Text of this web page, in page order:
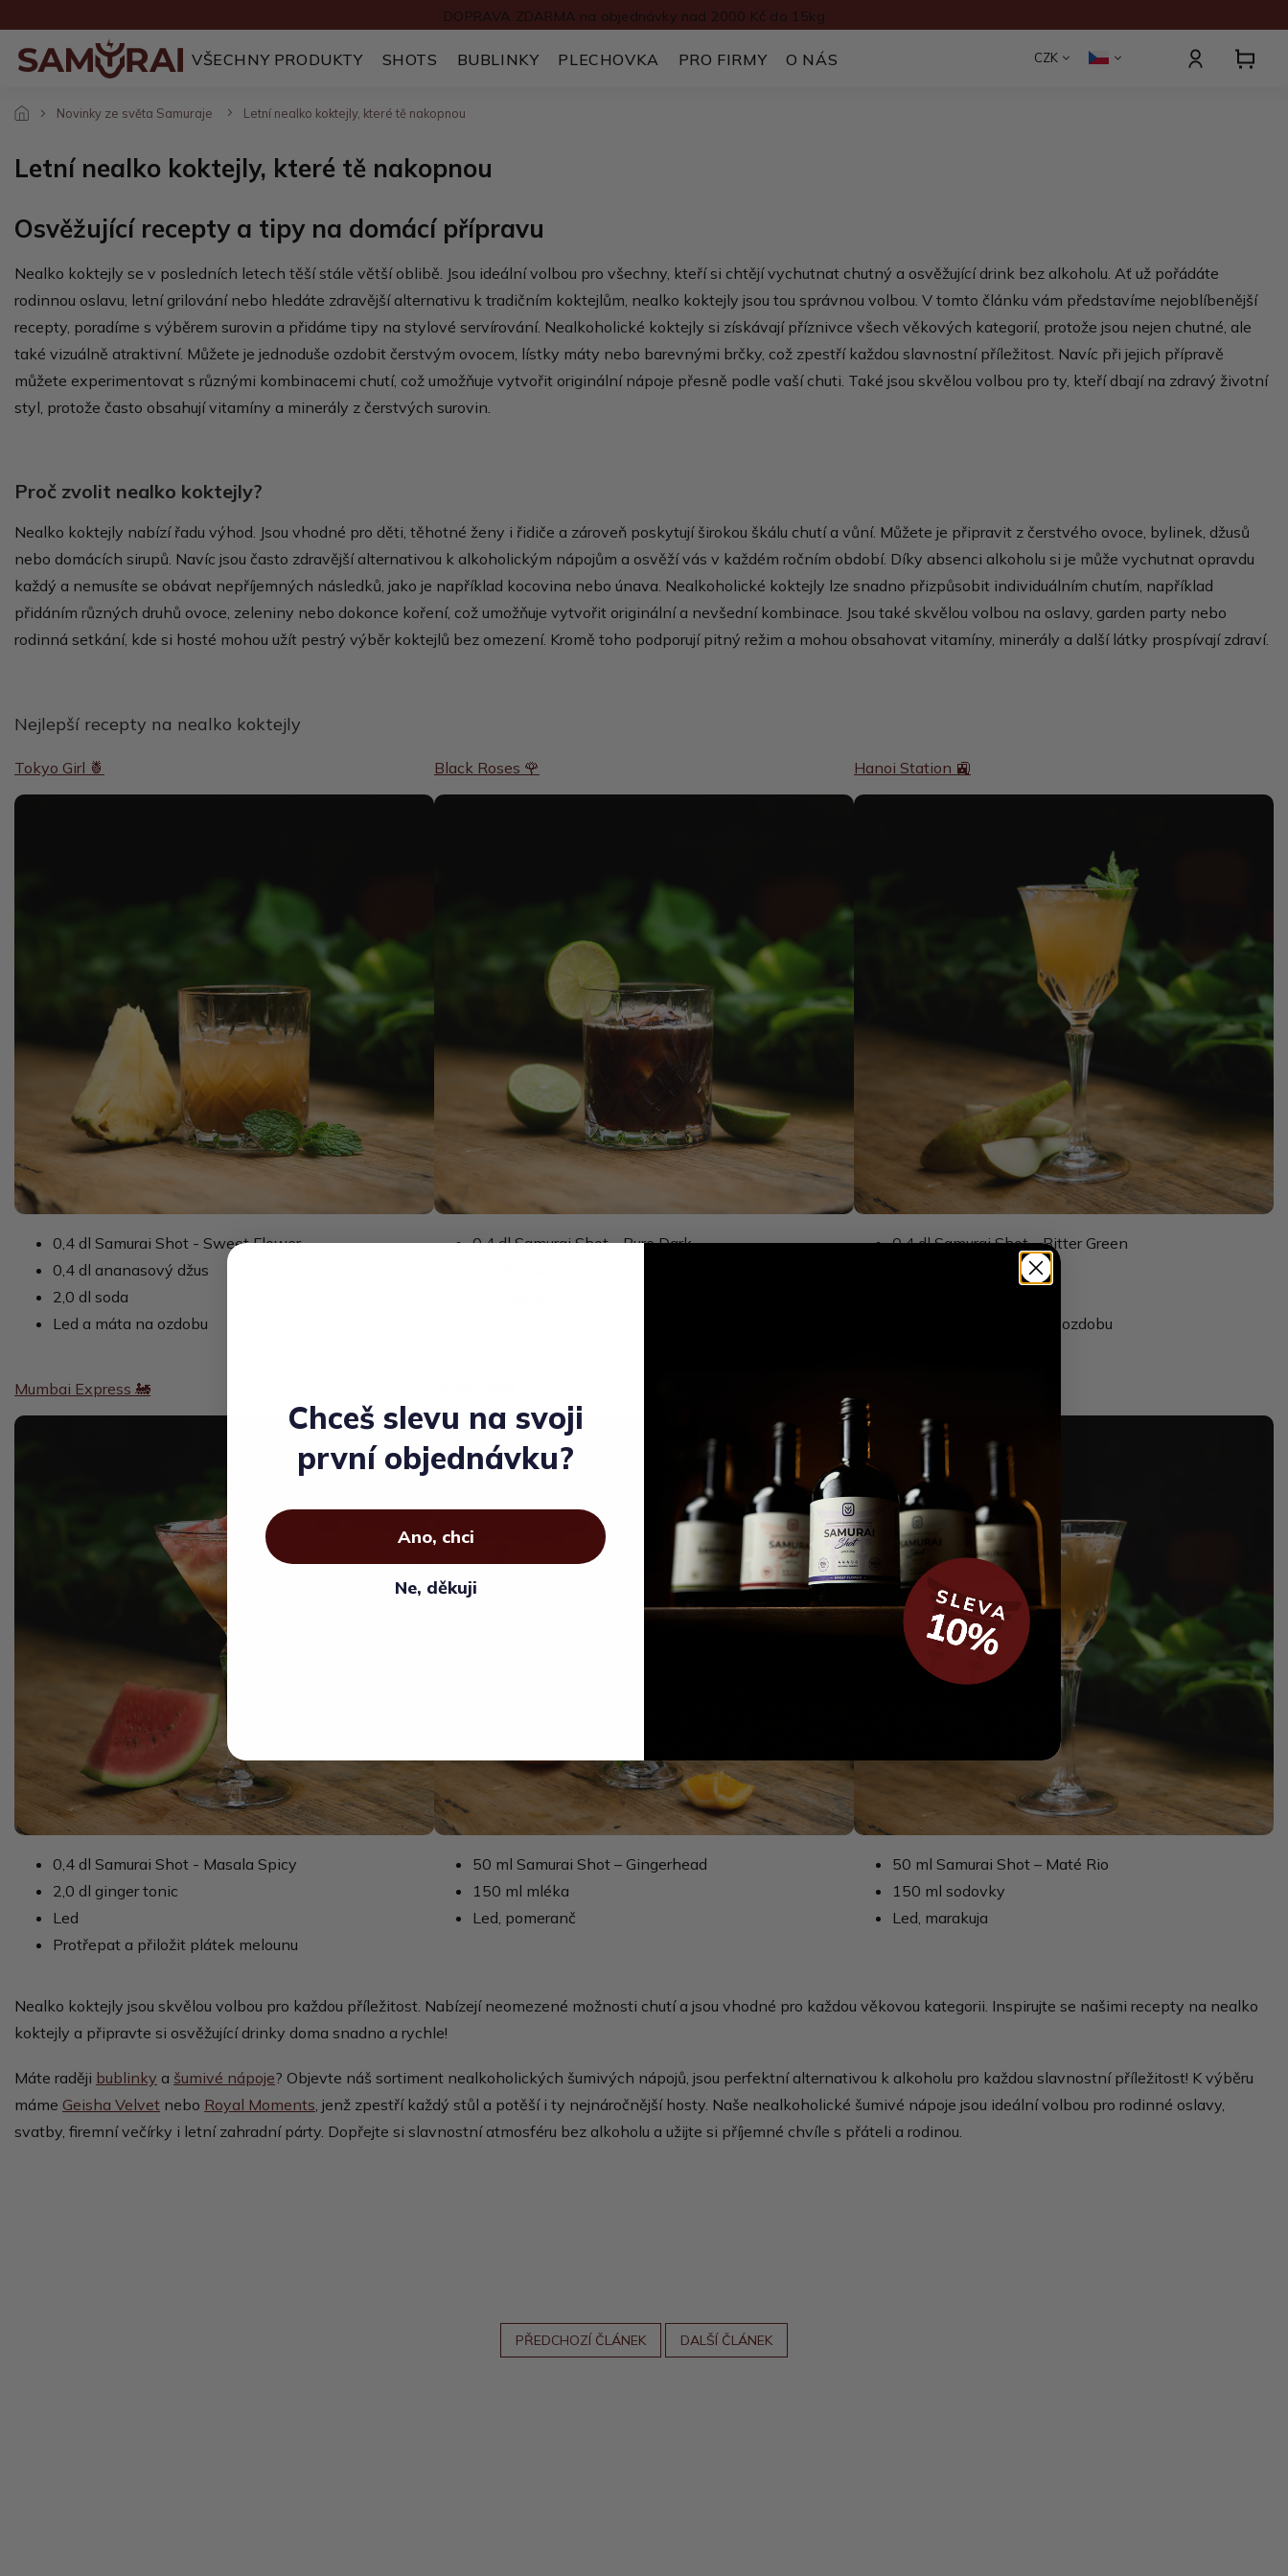
na
obsah
DOPRAVA ZDARMA na objednávky nad 2000 Kč do 15kg
CZK
VŠECHNY PRODUKTY SHOTS BUBLINKY PLECHOVKA PRO FIRMY O NÁS
Novinky ze světa Samuraje Letní nealko koktejly, které tě nakopnou
Letní nealko koktejly, které tě nakopnou
Osvěžující recepty a tipy na domácí přípravu
Nealko koktejly se v posledních letech těší stále větší oblibě. Jsou ideální volbou pro všechny, kteří si chtějí vychutnat chutný a osvěžující drink bez alkoholu. Ať už pořádáte
rodinnou oslavu, letní grilování nebo hledáte zdravější alternativu k tradičním koktejlům, nealko koktejly jsou tou správnou volbou. V tomto článku vám představíme nejoblíbenější
recepty, poradíme s výběrem surovin a přidáme tipy na stylové servírování. Nealkoholické koktejly si získávají příznivce všech věkových kategorií, protože jsou nejen chutné, ale
také vizuálně atraktivní. Můžete je jednoduše ozdobit čerstvým ovocem, lístky máty nebo barevnými brčky, což zpestří každou slavnostní příležitost. Navíc při jejich přípravě
můžete experimentovat s různými kombinacemi chutí, což umožňuje vytvořit originální nápoje přesně podle vaší chuti. Také jsou skvělou volbou pro ty, kteří dbají na zdravý životní
styl, protože často obsahují vitamíny a minerály z čerstvých surovin.
Proč zvolit nealko koktejly?
Nealko koktejly nabízí řadu výhod. Jsou vhodné pro děti, těhotné ženy i řidiče a zároveň poskytují širokou škálu chutí a vůní. Můžete je připravit z čerstvého ovoce, bylinek, džusů
nebo domácích sirupů. Navíc jsou často zdravější alternativou k alkoholickým nápojům a osvěží vás v každém ročním období. Díky absenci alkoholu si je může vychutnat opravdu
každý a nemusíte se obávat nepříjemných následků, jako je například kocovina nebo únava. Nealkoholické koktejly lze snadno přizpůsobit individuálním chutím, například
přidáním různých druhů ovoce, zeleniny nebo dokonce koření, což umožňuje vytvořit originální a nevšední kombinace. Jsou také skvělou volbou na oslavy, garden party nebo
rodinná setkání, kde si hosté mohou užít pestrý výběr koktejlů bez omezení. Kromě toho podporují pitný režim a mohou obsahovat vitamíny, minerály a další látky prospívají zdraví.
Nejlepší recepty na nealko koktejly
Tokyo Girl 🍍
0,4 dl Samurai Shot - Sweet Flower
0,4 dl ananasový džus
2,0 dl soda
Led a máta na ozdobu
Black Roses 🌹
0,4 dl Samurai Shot - Pure Dark
Hanoi Station 🚉
0,4 dl Samurai Shot - Bitter Green
0,4 dl hruškový džus
Led a plátek limetky na ozdobu
Mumbai Express 🚂
0,4 dl Samurai Shot - Masala Spicy
2,0 dl ginger tonic
Led
Protřepat a přiložit plátek melounu
50 ml Samurai Shot – Gingerhead
150 ml mléka
Led, pomeranč
50 ml Samurai Shot – Maté Rio
150 ml sodovky
Led, marakuja
Nealko koktejly jsou skvělou volbou pro každou příležitost. Nabízejí neomezené možnosti chutí a jsou vhodné pro každou věkovou kategorii. Inspirujte se našimi recepty na nealko
koktejly a připravte si osvěžující drinky doma snadno a rychle!
Máte raději bublinky a šumivé nápoje? Objevte náš sortiment nealkoholických šumivých nápojů, jsou perfektní alternativou k alkoholu pro každou slavnostní příležitost! K výběru
máme Geisha Velvet nebo Royal Moments , jenž zpestří každý stůl a potěší i ty nejnáročnější hosty. Naše nealkoholické šumivé nápoje jsou ideální volbou pro rodinné oslavy,
svatby, firemní večírky i letní zahradní párty. Dopřejte si slavnostní atmosféru bez alkoholu a užijte si příjemné chvíle s přáteli a rodinou.
PŘEDCHOZÍ ČLÁNEK DALŠÍ ČLÁNEK
Chceš slevu na svoji
první objednávku?
Ano, chci
Ne, děkuji